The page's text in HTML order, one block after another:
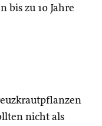
bis zu 10 Jahre
nicht als